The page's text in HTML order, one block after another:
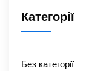
Категорії
Без категорії